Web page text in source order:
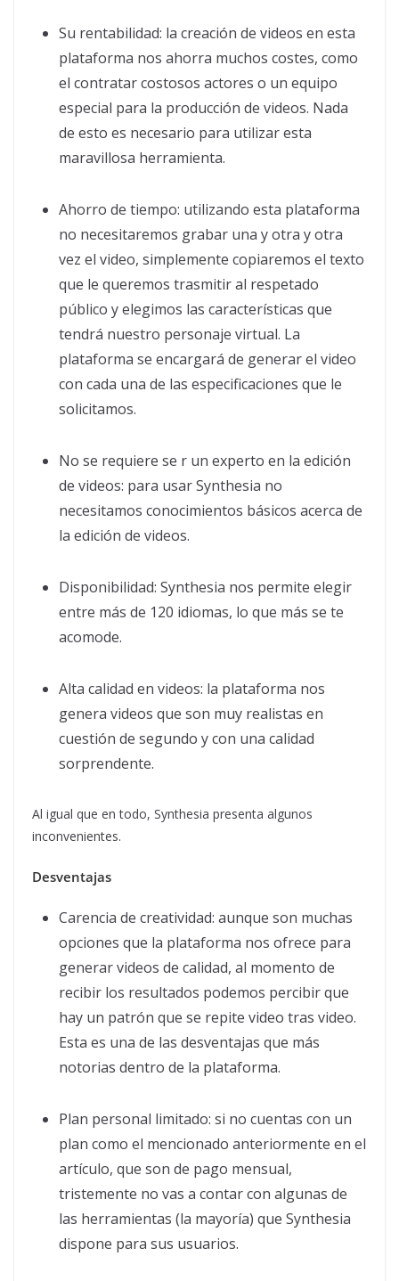
Su rentabilidad: la creación de videos en esta
plataforma nos ahorra muchos costes, como
el contratar costosos actores o un equipo
especial para la producción de videos. Nada
de esto es necesario para utilizar esta
maravillosa herramienta.
Ahorro de tiempo: utilizando esta plataforma
no necesitaremos grabar una y otra y otra
vez el video, simplemente copiaremos el texto
que le queremos trasmitir al respetado
público y elegimos las características que
tendrá nuestro personaje virtual. La
plataforma se encargará de generar el video
con cada una de las especificaciones que le
solicitamos.
No se requiere se r un experto en la edición
de videos: para usar Synthesia no
necesitamos conocimientos básicos acerca de
la edición de videos.
Disponibilidad: Synthesia nos permite elegir
entre más de 120 idiomas, lo que más se te
acomode.
Alta calidad en videos: la plataforma nos
genera videos que son muy realistas en
cuestión de segundo y con una calidad
sorprendente.
Al igual que en todo, Synthesia presenta algunos
inconvenientes.
Desventajas
Carencia de creatividad: aunque son muchas
opciones que la plataforma nos ofrece para
generar videos de calidad, al momento de
recibir los resultados podemos percibir que
hay un patrón que se repite video tras video.
Esta es una de las desventajas que más
notorias dentro de la plataforma.
Plan personal limitado: si no cuentas con un
plan como el mencionado anteriormente en el
artículo, que son de pago mensual,
tristemente no vas a contar con algunas de
las herramientas (la mayoría) que Synthesia
dispone para sus usuarios.